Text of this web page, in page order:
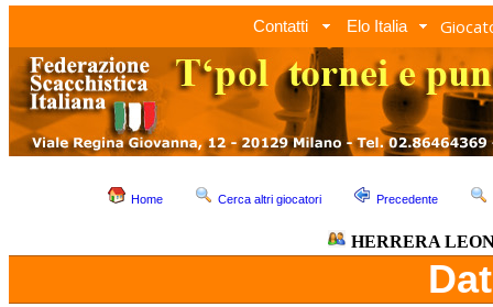
Contatti Elo Italia
Home Cerca altri giocatori Precedente
HERRERA